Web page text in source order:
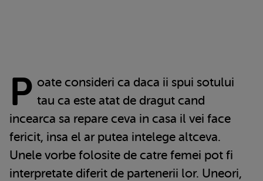
P oate consideri ca daca ii spui sotului
tau ca este atat de dragut cand
incearca sa repare ceva in casa il vei face
fericit, insa el ar putea intelege altceva.
Unele vorbe folosite de catre femei pot fi
interpretate diferit de partenerii lor. Uneori,